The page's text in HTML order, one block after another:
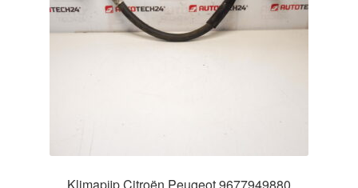
Klimapijp Citroën Peugeot 9677949880